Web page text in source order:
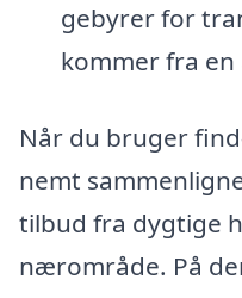
gebyrer for
kommer fra en
Når du bruger
nemt
tilbud fra dygtige
nærområde. På